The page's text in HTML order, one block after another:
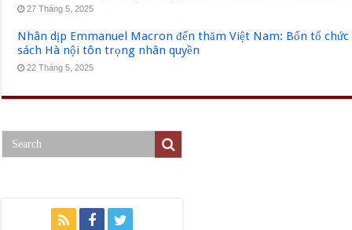
27 Tháng 5, 2025
Nhân dịp Emmanuel Macron đến thăm Việt Nam: Bốn tổ
sách Hà nội tôn trọng nhân quyền
22 Tháng 5, 2025